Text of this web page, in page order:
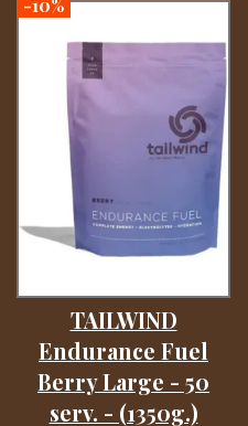
TAILWIND
Endurance Fuel
Berry Large - 50
serv. - (1350g.)